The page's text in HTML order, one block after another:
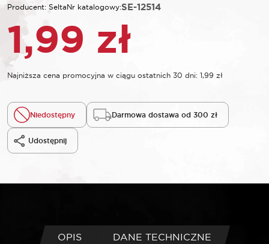
Producent: SeltaNr katalogowy:SE-12514
1,99 zł
Najniższa cena promocyjna w ciągu ostatnich 30 dni: 1,99 zł
Niedostępny Darmowa dostawa od 300 zł
Udostępnij
OPIS
DANE TECHNICZNE